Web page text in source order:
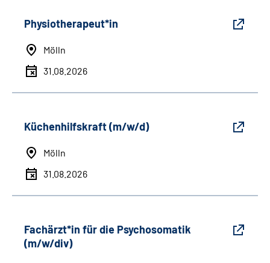
Physiotherapeut*in
Mölln
31.08.2026
Küchenhilfskraft (m/w/d)
Mölln
31.08.2026
Fachärzt*in für die Psychosomatik
(m/w/div)